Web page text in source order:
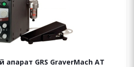
апарат GRS GraverMach AT